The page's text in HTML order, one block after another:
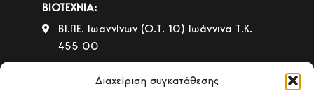
Διαχείριση συγκατάθεσης
ΒΙΟΤΕΧΝΙΑ:
ΒΙ.ΠΕ. Ιωαννίνων (Ο.Τ. 10) Ιωάννινα Τ.Κ.
455 00
ΚΑΤΑΣΤΗΜΑ ΠΩΛΗΣΗΣ: